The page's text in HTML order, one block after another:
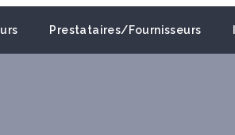
Prestataires/Fournisseurs